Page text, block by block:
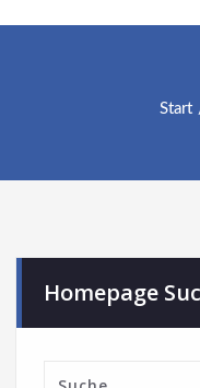
Start
Homepage